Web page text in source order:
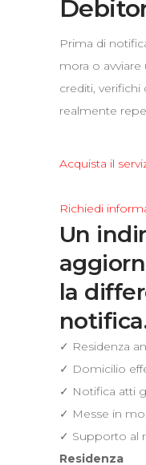
Prima di
mora o avviare
crediti,
realmente
Acquista il
Richiedi
Un
la
✓ Residenza
✓ Domicilio
✓ Notifica atti
✓ Messe in
✓ Supporto al
Residenza